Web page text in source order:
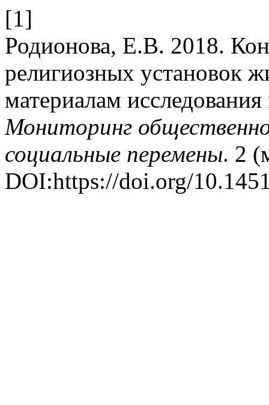
[1]
Родионова, Е.В. 2018.
религиозных установок
материалам
Мониторинг
социальные перемены. 2
DOI:https://doi.org/